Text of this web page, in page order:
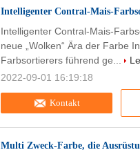
Intelligenter Contral-Mais-
Kontakt
Intelligenter Contral-Mais-
neue „Wolken“ Ära der Farbe
Farbsortierers führend ge...
2022-09-01 16:19:18
Multi Zweck-Farbe, die